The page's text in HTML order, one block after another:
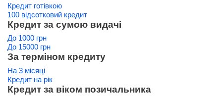
Кредит готівкою
100 відсотковий кредит
Кредит за сумою видачі
До 1000 грн
До 15000 грн
За терміном кредиту
На 3 місяці
Кредит на рік
Кредит за віком позичальника